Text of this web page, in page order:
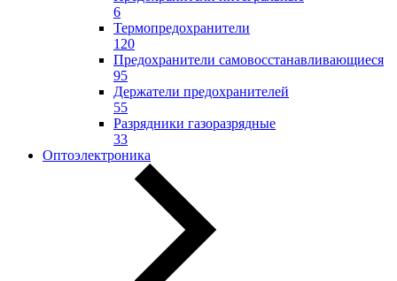
6
Термопредохранители
120
Предохранители самовосстанавливающиеся
95
Держатели предохранителей
55
Разрядники газоразрядные
33
Оптоэлектроника